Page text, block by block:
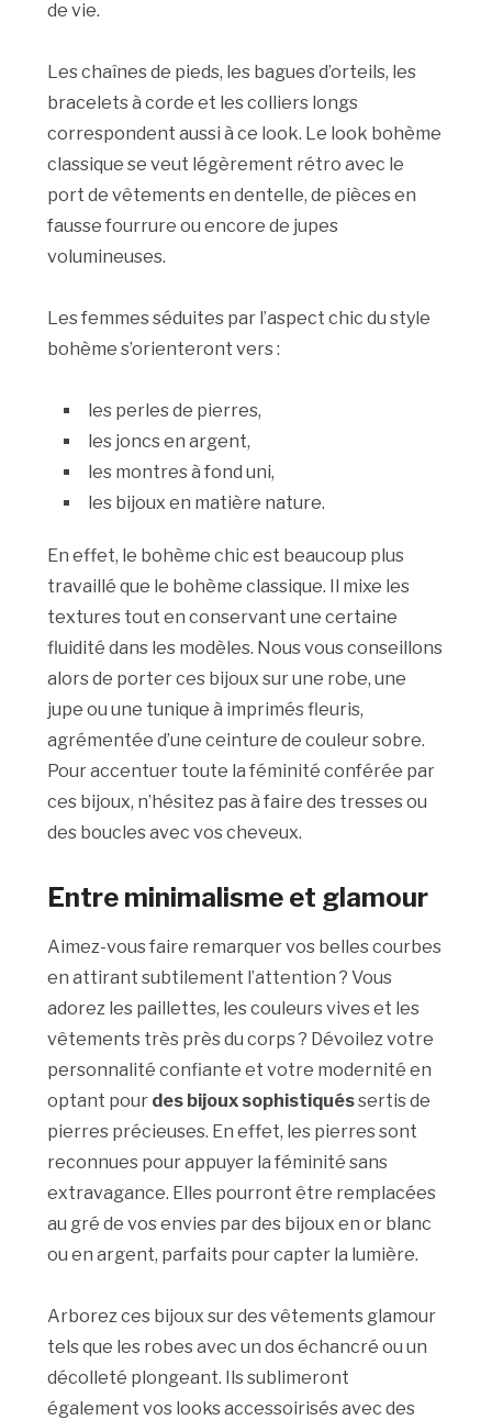
de vie.
Les chaînes de pieds, les bagues d’orteils, les
bracelets à corde et les colliers longs
correspondent aussi à ce look. Le look bohème
classique se veut légèrement rétro avec le
port de vêtements en dentelle, de pièces en
fausse fourrure ou encore de jupes
volumineuses.
Les femmes séduites par l’aspect chic du style
bohème s’orienteront vers :
les perles de pierres,
les joncs en argent,
les montres à fond uni,
les bijoux en matière nature.
En effet, le bohème chic est beaucoup plus
travaillé que le bohème classique. Il mixe les
textures tout en conservant une certaine
fluidité dans les modèles. Nous vous conseillons
alors de porter ces bijoux sur une robe, une
jupe ou une tunique à imprimés fleuris,
agrémentée d’une ceinture de couleur sobre.
Pour accentuer toute la féminité conférée par
ces bijoux, n’hésitez pas à faire des tresses ou
des boucles avec vos cheveux.
Entre minimalisme et glamour
Aimez-vous faire remarquer vos belles courbes
en attirant subtilement l’attention ? Vous
adorez les paillettes, les couleurs vives et les
vêtements très près du corps ? Dévoilez votre
personnalité confiante et votre modernité en
optant pour des bijoux sophistiquéssertis de
pierres précieuses. En effet, les pierres sont
reconnues pour appuyer la féminité sans
extravagance. Elles pourront être remplacées
au gré de vos envies par des bijoux en or blanc
ou en argent, parfaits pour capter la lumière.
Arborez ces bijoux sur des vêtements glamour
tels que les robes avec un dos échancré ou un
décolleté plongeant. Ils sublimeront
également vos looks accessoirisés avec des